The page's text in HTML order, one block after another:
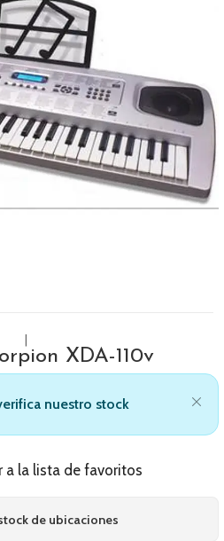
XDA-110v
nuestro stock
a la lista de favoritos
de ubicaciones